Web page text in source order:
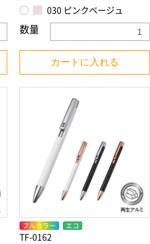
030 ピンクベージュ
数量
カートに入れる
フルカラー エコ
TF-0162